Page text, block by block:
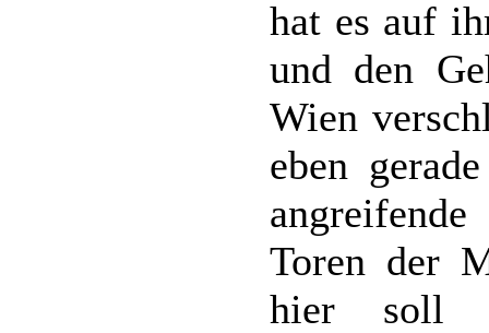
hat es auf
und den
Wien
eben
Toren der
hier soll